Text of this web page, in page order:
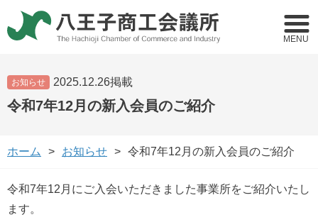
MENU
お知らせ 2025.12.26掲載
令和7年12月の新入会員のご紹介
ホーム お知らせ 令和7年12月の新入会員のご紹介
令和7年12月にご入会いただきました事業所をご紹介いたし
ます。